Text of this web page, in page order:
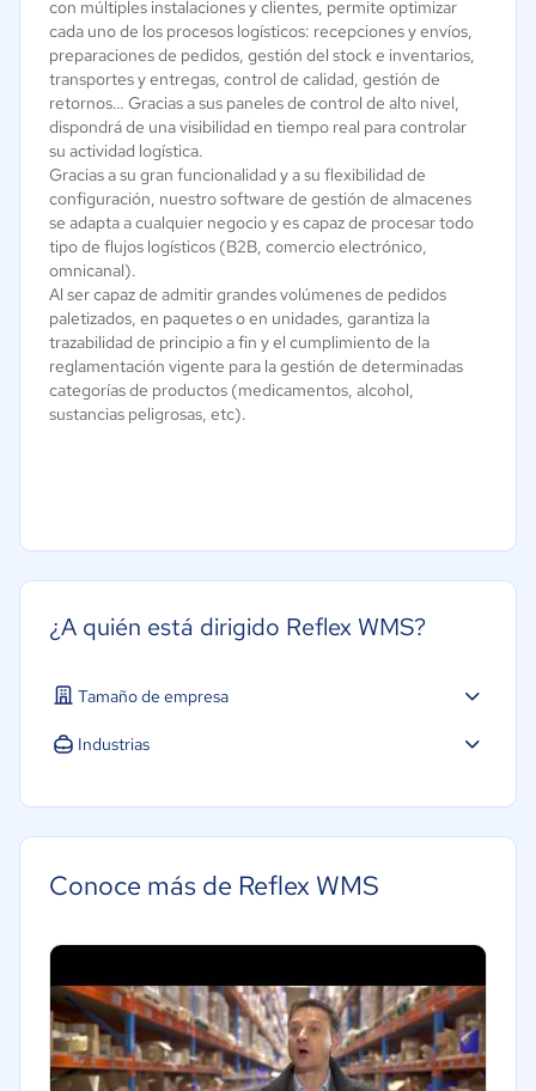
con múltiples instalaciones y clientes, permite optimizar
cada uno de los procesos logísticos: recepciones y envíos,
preparaciones de pedidos, gestión del stock e inventarios,
transportes y entregas, control de calidad, gestión de
retornos… Gracias a sus paneles de control de alto nivel,
dispondrá de una visibilidad en tiempo real para controlar
su actividad logística.
Gracias a su gran funcionalidad y a su flexibilidad de
configuración, nuestro software de gestión de almacenes
se adapta a cualquier negocio y es capaz de procesar todo
tipo de flujos logísticos (B2B, comercio electrónico,
omnicanal).
Al ser capaz de admitir grandes volúmenes de pedidos
paletizados, en paquetes o en unidades, garantiza la
trazabilidad de principio a fin y el cumplimiento de la
reglamentación vigente para la gestión de determinadas
categorías de productos (medicamentos, alcohol,
sustancias peligrosas, etc).
¿A quién está dirigido Reflex WMS?
Tamaño de empresa
Industrias
Conoce más de Reflex WMS